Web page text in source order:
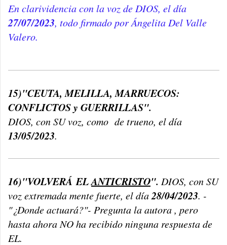
En clarividencia con la voz de DIOS, el día
27/07/2023, todo firmado por Ángelita Del Valle
Valero.
15)"CEUTA, MELILLA, MARRUECOS:
CONFLICTOS y GUERRILLAS".
DIOS, con SU voz, como de trueno, el día
13/05/2023.
16)"VOLVERÁ ELANTICRISTO". DIOS, con SU
voz extremada mente fuerte, el día28/04/2023. -
"¿Donde actuará?"- Pregunta la autora , pero
hasta ahora NO ha recibido ninguna respuesta de
EL.